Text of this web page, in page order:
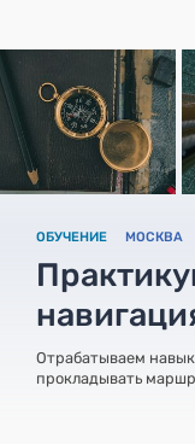
ОБУЧЕНИЕ МОСКВА
Отрабатываем
прокладывать